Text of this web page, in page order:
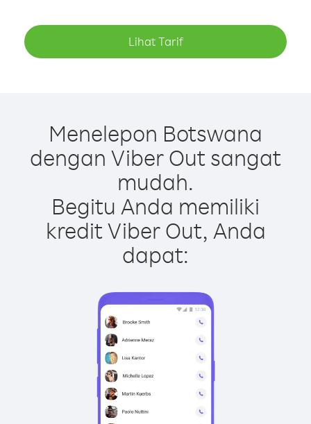
Lihat Tarif
Menelepon Botswana
dengan Viber Out sangat
mudah.
Begitu Anda memiliki
kredit Viber Out, Anda
dapat: